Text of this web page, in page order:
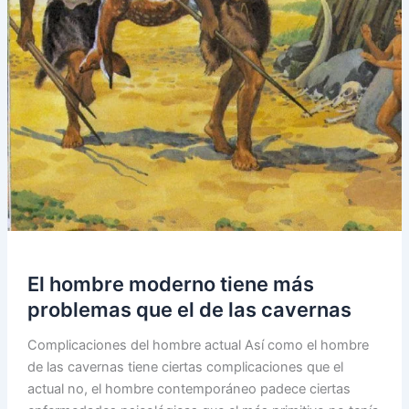
El hombre moderno tiene más
problemas que el de las cavernas
Complicaciones del hombre actual Así como el hombre
de las cavernas tiene ciertas complicaciones que el
actual no, el hombre contemporáneo padece ciertas